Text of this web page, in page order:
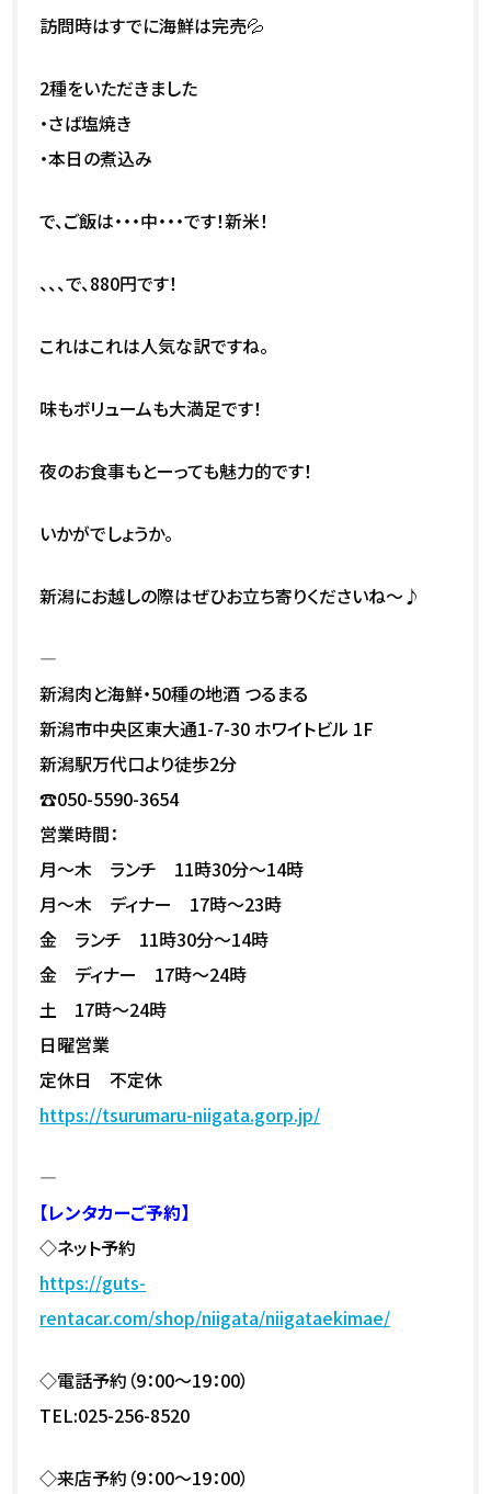
訪問時はすでに海鮮は完売💦
2種をいただきました
・さば塩焼き
・本日の煮込み
で、ご飯は・・・中・・・です！新米！
、、、で、880円です！
これはこれは人気な訳ですね。
味もボリュームも大満足です！
夜のお食事もとーっても魅力的です！
いかがでしょうか。
新潟にお越しの際はぜひお立ち寄りくださいね～♪
—
新潟肉と海鮮・50種の地酒 つるまる
新潟市中央区東大通1-7-30 ホワイトビル 1F
新潟駅万代口より徒歩2分
☎050-5590-3654
営業時間：
月～木 ランチ 11時30分～14時
月～木 ディナー 17時～23時
金 ランチ 11時30分～14時
金 ディナー 17時～24時
土 17時～24時
日曜営業
定休日 不定休
https://tsurumaru-niigata.gorp.jp/
—
【レンタカーご予約】
◇ネット予約
https://guts-
rentacar.com/shop/niigata/niigataekimae/
◇電話予約（9：00～19：00）
TEL:025-256-8520
◇来店予約（9：00～19：00）